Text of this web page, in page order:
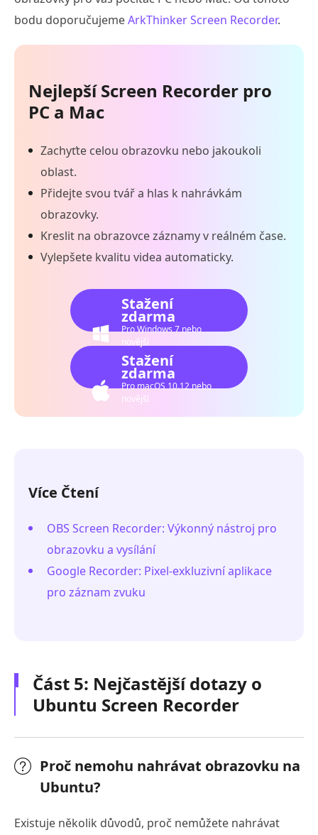
bodu doporučujemeArkThinker Screen Recorder.
Nejlepší Screen Recorder pro
PC a Mac
Zachyťte celou obrazovku nebo jakoukoli
oblast.
Přidejte svou tvář a hlas k nahrávkám
obrazovky.
Kreslit na obrazovce záznamy v reálném čase.
Vylepšete kvalitu videa automaticky.
Stažení
zdarma
Pro Windows 7 nebo
novější
Stažení
zdarma
Pro macOS 10.12 nebo
novější
Více Čtení
OBS Screen Recorder: Výkonný nástroj pro
obrazovku a vysílání
Google Recorder: Pixel-exkluzivní aplikace
pro záznam zvuku
Část 5: Nejčastější dotazy o
Ubuntu Screen Recorder
Proč nemohu nahrávat obrazovku na
Ubuntu?
Existuje několik důvodů, proč nemůžete nahrávat